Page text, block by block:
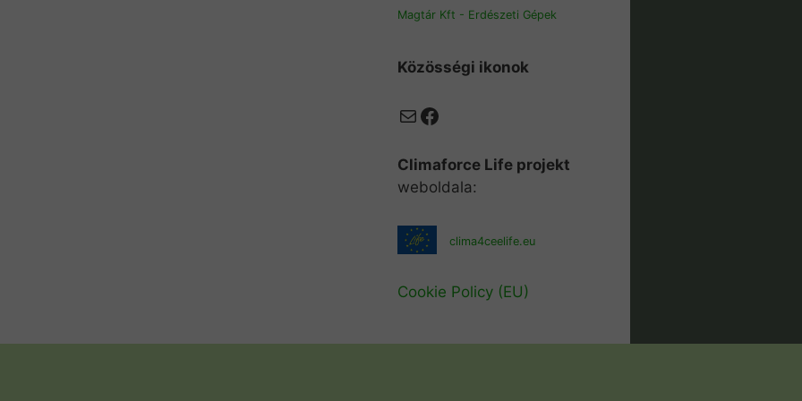
Magtár Kft - Erdészeti Gépek
Közösségi ikonok
MailFacebook
Climaforce Life projekt
weboldala:
clima4ceelife.eu
Cookie Policy (EU)